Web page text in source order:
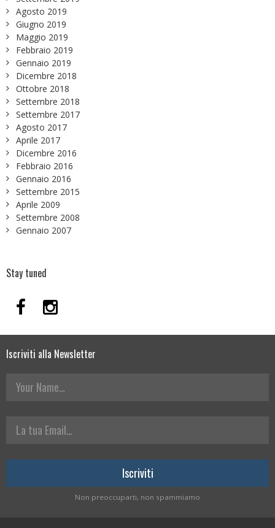
Agosto 2019
Giugno 2019
Maggio 2019
Febbraio 2019
Gennaio 2019
Dicembre 2018
Ottobre 2018
Settembre 2018
Settembre 2017
Agosto 2017
Aprile 2017
Dicembre 2016
Febbraio 2016
Gennaio 2016
Settembre 2015
Aprile 2009
Settembre 2008
Gennaio 2007
Stay tuned
Iscriviti alla Newsletter
Non preoccuparti, non spammiamo